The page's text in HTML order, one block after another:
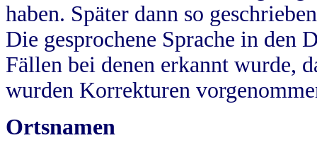
haben. Später dann so
Die gesprochene Sprache in
Fällen bei denen erkannt wurde,
wurden Korrekturen
Ortsnamen